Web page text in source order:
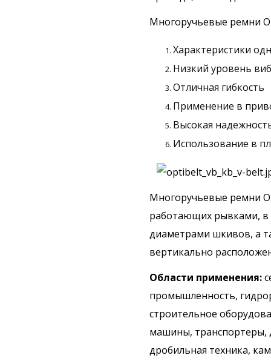
Многоручьевые ремни
Характеристики
Низкий уровень
Отличная гибкость
Применение в
Высокая
Использование в
Многоручьевые ремни
работающих рывками, в
диаметрами шкивов, а
вертикально
Области применения:
промышленность,
строительное
машины,
дробильная техника,